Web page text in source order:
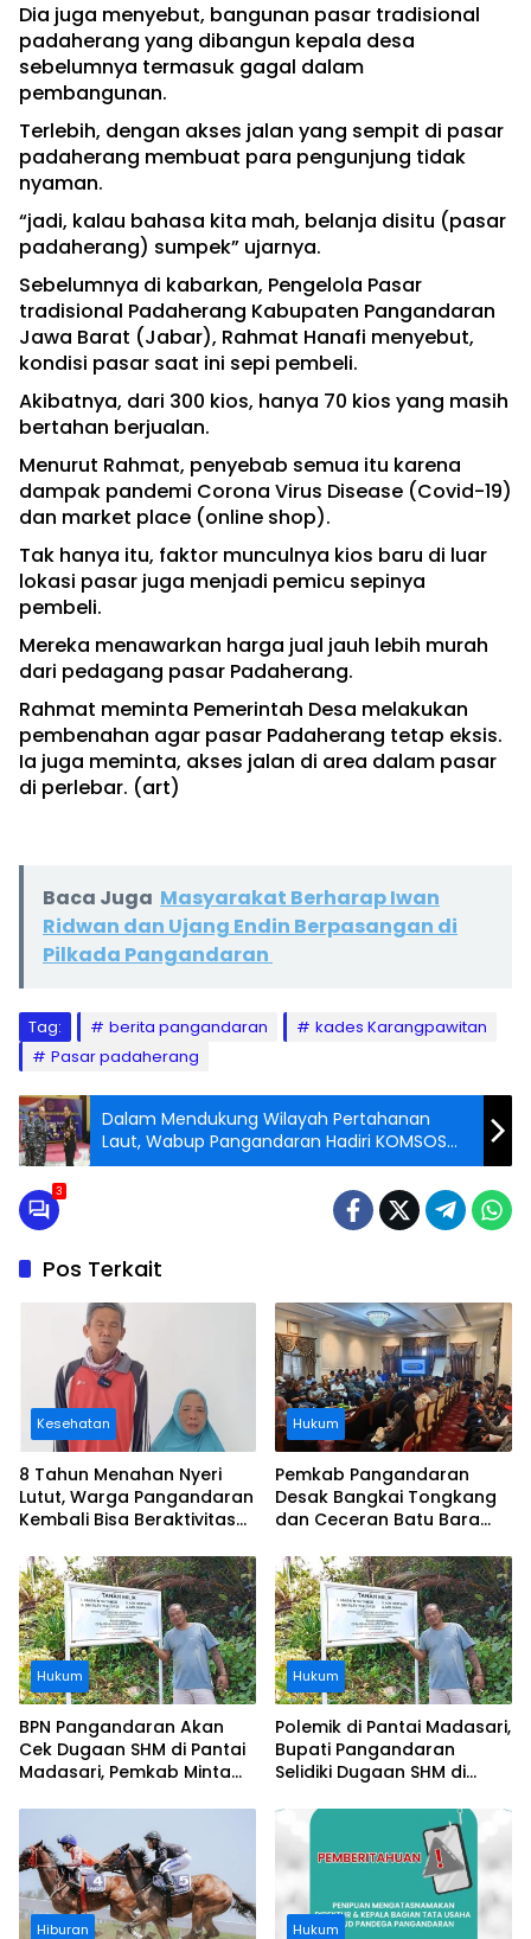
Dia juga menyebut, bangunan pasar tradisional
padaherang yang dibangun kepala desa
sebelumnya termasuk gagal dalam
pembangunan.
Terlebih, dengan akses jalan yang sempit di pasar
padaherang membuat para pengunjung tidak
nyaman.
“jadi, kalau bahasa kita mah, belanja disitu (pasar
padaherang) sumpek” ujarnya.
Sebelumnya di kabarkan, Pengelola Pasar
tradisional Padaherang Kabupaten Pangandaran
Jawa Barat (Jabar), Rahmat Hanafi menyebut,
kondisi pasar saat ini sepi pembeli.
Akibatnya, dari 300 kios, hanya 70 kios yang masih
bertahan berjualan.
Menurut Rahmat, penyebab semua itu karena
dampak pandemi Corona Virus Disease (Covid-19)
dan market place (online shop).
Tak hanya itu, faktor munculnya kios baru di luar
lokasi pasar juga menjadi pemicu sepinya
pembeli.
Mereka menawarkan harga jual jauh lebih murah
dari pedagang pasar Padaherang.
Rahmat meminta Pemerintah Desa melakukan
pembenahan agar pasar Padaherang tetap eksis.
Ia juga meminta, akses jalan di area dalam pasar
di perlebar. (art)
Baca Juga Masyarakat Berharap Iwan
Ridwan dan Ujang Endin Berpasangan di
Pilkada Pangandaran
Tag: berita pangandaran
kades Karangpawitan
Pasar padaherang
Dalam Mendukung Wilayah Pertahanan
Laut, Wabup Pangandaran Hadiri KOMSOS
MARITIM
3
Pos Terkait
Kesehatan
8 Tahun Menahan Nyeri
Lutut, Warga Pangandaran
Kembali Bisa Beraktivitas
Ditanggung BPJS
Hukum
Pemkab Pangandaran
Desak Bangkai Tongkang
dan Ceceran Batu Bara
Buruknya Koordinasi
Perusahaan
Hukum
BPN Pangandaran Akan
Cek Dugaan SHM di Pantai
Madasari, Pemkab Minta
Hukum
Polemik di Pantai Madasari,
Bupati Pangandaran
Selidiki Dugaan SHM di
Pantai
Hiburan Hukum